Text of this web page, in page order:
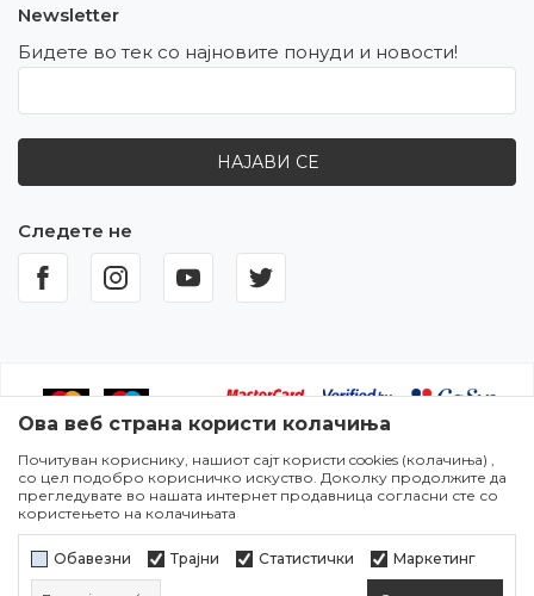
Newsletter
Бидете во тек со најновите понуди и новости!
НАЈАВИ СЕ
Следете не
Настојуваме да бидеме што попрецизни во описот на
производите,прикажувањето на сликите и самите цени,но не
можеме да гарантираме дека сите информации се комплетни и
без грешки. Сите артикли прикажани на сајтот се дел од нашата
Достапноста на производите може да се провери во некој од
Ова веб страна користи колачиња
Почитуван кориснику, нашиот сајт користи cookies (колачиња) ,
со цел подобро корисничко искуство. Доколку продолжите да
прегледувате во нашата интернет продавница согласни сте со
користењето на колачињата
Обавезни Трајни Статистички Маркетинг